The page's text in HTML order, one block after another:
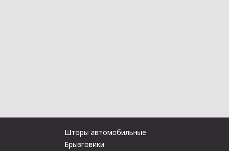
Шторы автомобильные
Брызговики